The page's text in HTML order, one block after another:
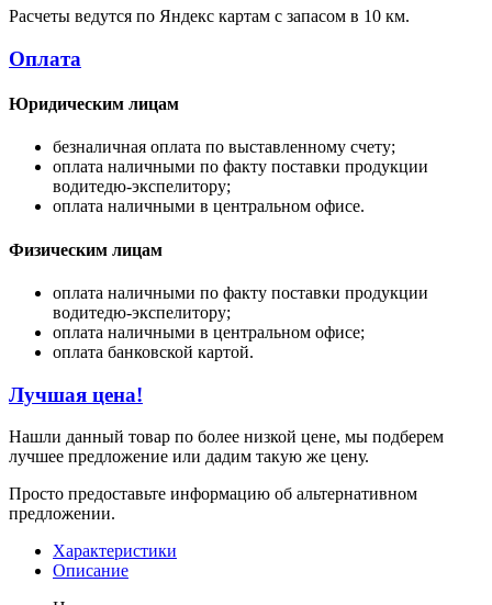
Расчеты ведутся по Яндекс картам с запасом в 10 км.
Оплата
Юридическим лицам
безналичная оплата по выставленному счету;
оплата наличными по факту поставки продукции
водитедю-экспелитору;
оплата наличными в центральном офисе.
Физическим лицам
оплата наличными по факту поставки продукции
водитедю-экспелитору;
оплата наличными в центральном офисе;
оплата банковской картой.
Лучшая цена!
Нашли данный товар по более низкой цене, мы подберем
лучшее предложение или дадим такую же цену.
Просто предоставьте информацию об альтернативном
предложении.
Характеристики
Описание